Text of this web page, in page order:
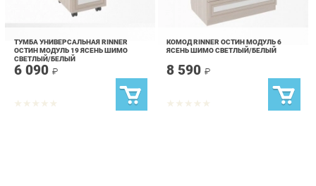
СВЕТЛЫЙ/БЕЛЫЙ
6 090₽
КОМОД RINNER ОСТИН МОДУЛЬ 6
8 590₽